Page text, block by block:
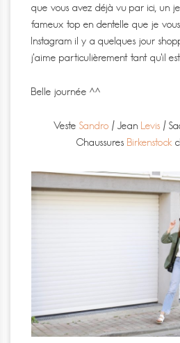
que vous avez déjà vu par ici, un
fameux top en dentelle que je
Instagram il y a quelques jour
j’aime particulièrement tant qu’il
Belle journée ^^
Veste Sandro / Jean Levis /
Chaussures Birkenstock